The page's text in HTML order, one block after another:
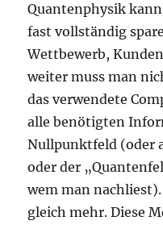
Quantenphysik
fast vollständig
Wettbewerb,
weiter muss man
das verwendete
alle benötigten
Nullpunktfeld (oder
oder der
wem man
gleich mehr. Diese